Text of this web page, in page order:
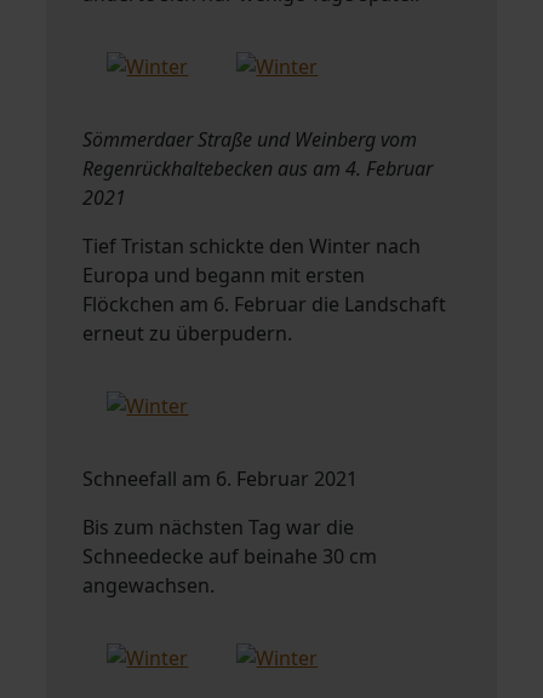
Sömmerdaer Straße und Weinberg vom
Regenrückhaltebecken aus am 4. Februar
2021
Tief Tristan schickte den Winter nach
Europa und begann mit ersten
Flöckchen am 6. Februar die Landschaft
erneut zu überpudern.
Schneefall am 6. Februar 2021
Bis zum nächsten Tag war die
Schneedecke auf beinahe 30 cm
angewachsen.